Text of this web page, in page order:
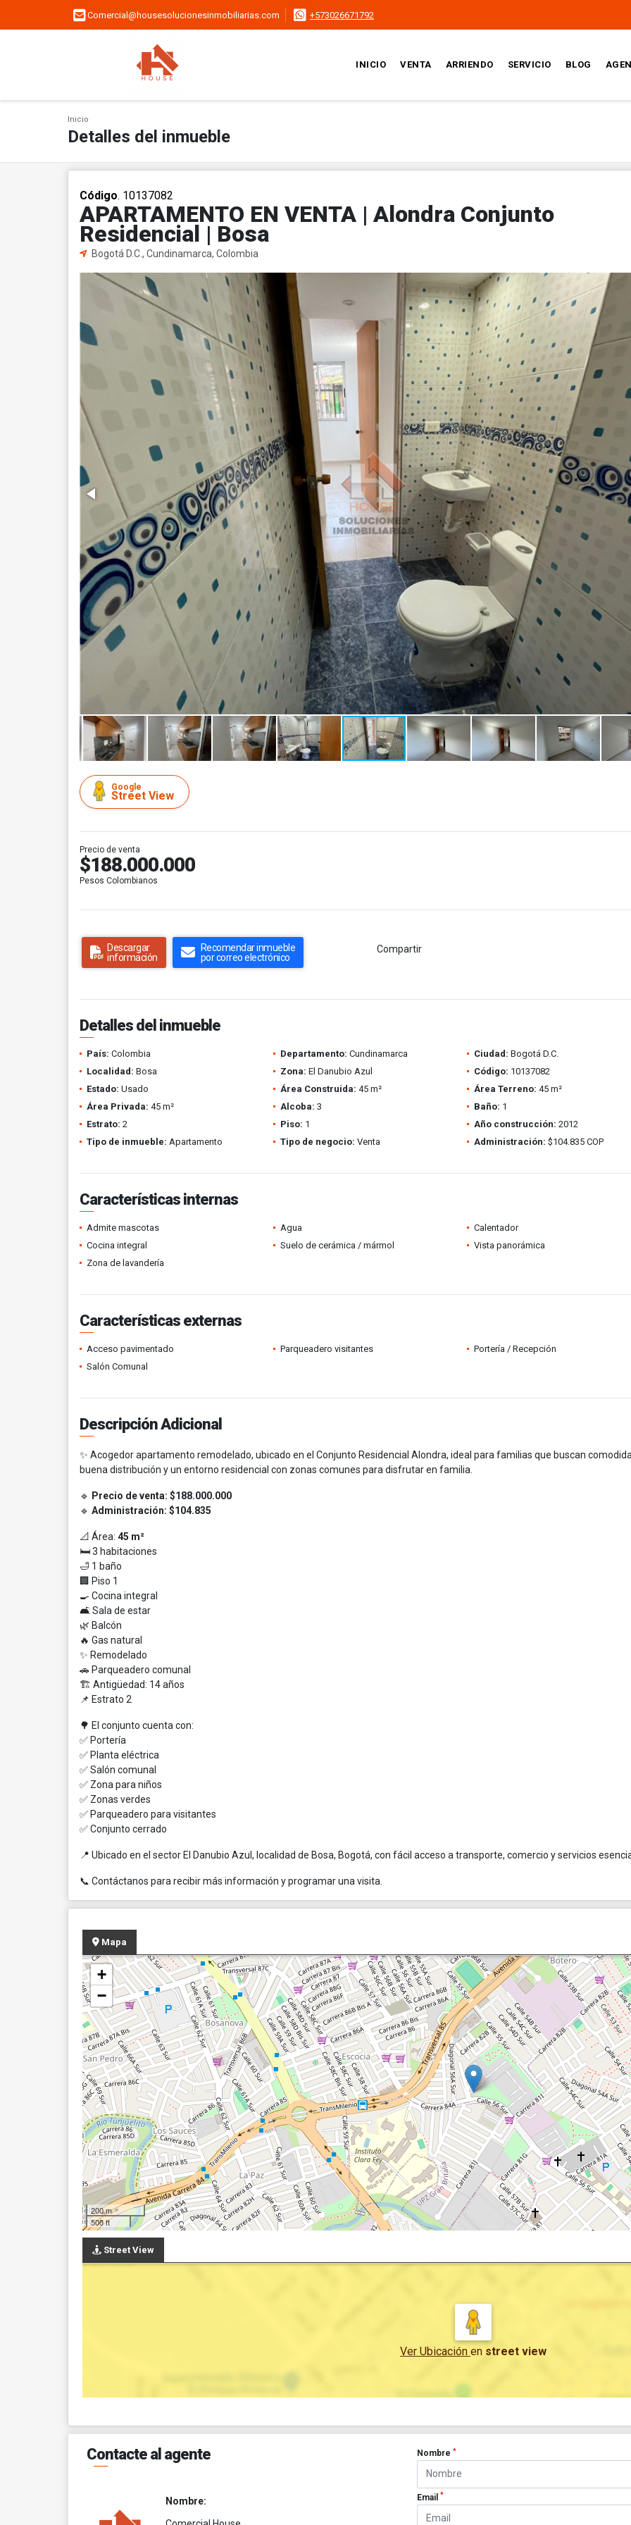
Comercial@housesolucionesinmobiliarias.com +573026671792
INICIO VENTA ARRIENDO SERVICIO BLOG
Inicio
Detalles del inmueble
Código. 10137082
APARTAMENTO EN VENTA | Alondra Conjunto
Residencial | Bosa
Bogotá D.C., Cundinamarca, Colombia
Google
Street View
Precio de venta
$188.000.000
Pesos Colombianos
Descargar
información
Recomendar inmueble
por correo electrónico
Compartir
Detalles del inmueble
País: Colombia Departamento: Cundinamarca Ciudad: Bogotá D.C.
Localidad: Bosa Zona: El Danubio Azul Código: 10137082
Estado: Usado Área Construida: 45 m² Área Terreno: 45 m²
Área Privada: 45 m² Alcoba: 3 Baño: 1
Estrato: 2 Piso: 1 Año construcción: 2012
Tipo de inmueble: Apartamento Tipo de negocio: Venta Administración: $104.835 COP
Características internas
Admite mascotas Agua
Calentador
Cocina integral
Suelo de cerámica / mármol
Vista panorámica
Zona de lavandería
Características externas
Acceso pavimentado Parqueadero visitantes
Portería / Recepción
Salón Comunal
Descripción Adicional
✨ Acogedor apartamento remodelado, ubicado en el Conjunto Residencial Alondra, ideal para familias que buscan
buena distribución y un entorno residencial con zonas comunes para disfrutar en familia.
🔹 Precio de venta: $188.000.000
🔹 Administración: $104.835
📐 Área: 45 m²
🛏️ 3 habitaciones
🛁 1 baño
🏢 Piso 1
🍳 Cocina integral
🛋️ Sala de estar
🌿 Balcón
🔥 Gas natural
✨ Remodelado
🚗 Parqueadero comunal
🏗️ Antigüedad: 14 años
📌 Estrato 2
🌳 El conjunto cuenta con:
✅ Portería
✅ Planta eléctrica
✅ Salón comunal
✅ Zona para niños
✅ Zonas verdes
✅ Parqueadero para visitantes
✅ Conjunto cerrado
📍 Ubicado en el sector El Danubio Azul, localidad de Bosa, Bogotá, con fácil acceso a transporte, comercio y servicios
📞 Contáctanos para recibir más información y programar una visita.
Mapa
+
−
200 m
500 ft
Street View
Ver Ubicación en street view
Contacte al agente
Nombre:
Nombre*
Email*